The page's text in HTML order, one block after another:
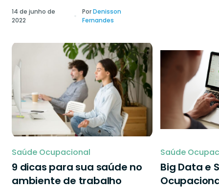
14 de junho de
2022
PorDenisson
Fernandes
Saúde Ocupacional
9 dicas para sua saúde no
ambiente de trabalho
Saúde
Big Data e